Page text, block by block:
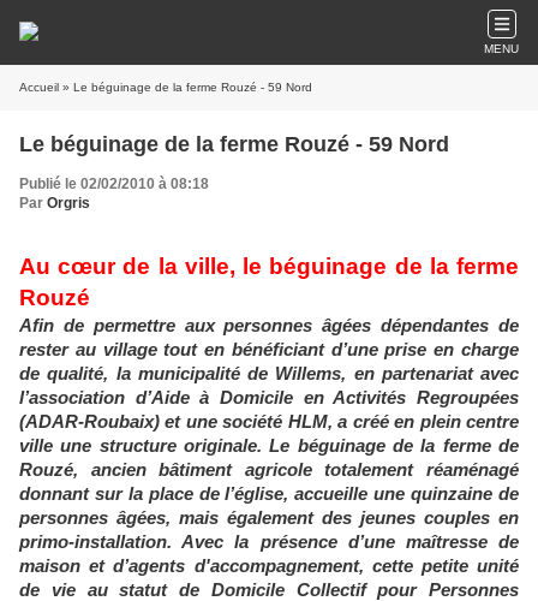
MENU
Accueil » Le béguinage de la ferme Rouzé - 59 Nord
Le béguinage de la ferme Rouzé - 59 Nord
Publié le 02/02/2010 à 08:18
Par Orgris
Au cœur de la ville, le béguinage de la ferme
Rouzé
Afin de permettre aux personnes âgées dépendantes de
rester au village tout en bénéficiant d’une prise en charge
de qualité, la municipalité de Willems, en partenariat avec
l’association d’Aide à Domicile en Activités Regroupées
(ADAR-Roubaix) et une société HLM, a créé en plein centre
ville une structure originale. Le béguinage de la ferme de
Rouzé, ancien bâtiment agricole totalement réaménagé
donnant sur la place de l’église, accueille une quinzaine de
personnes âgées, mais également des jeunes couples en
primo-installation. Avec la présence d’une maîtresse de
maison et d’agents d'accompagnement, cette petite unité
de vie au statut de Domicile Collectif pour Personnes